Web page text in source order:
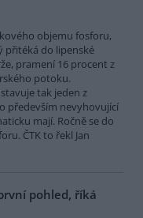
objemu fosforu,
přitéká do lipenské
pramení 16 procent z
potoku.
tak jeden z
především nevyhovující
mají. Ročně se do
ČTK to řekl Jan
pohled, říká